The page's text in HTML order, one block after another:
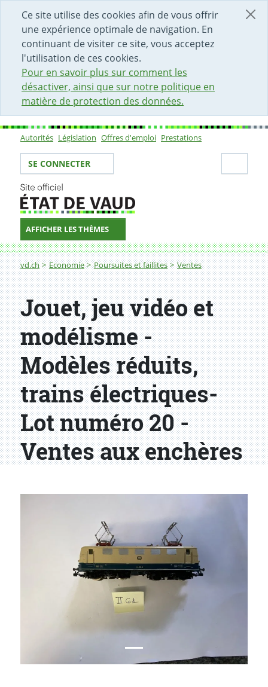
Ce site utilise des cookies afin de vous offrir
une expérience optimale de navigation. En
continuant de visiter ce site, vous acceptez
l'utilisation de ces cookies.
Pour en savoir plus sur comment les
désactiver, ainsi que sur notre politique en
matière de protection des données.
DÉBUT DU CONTENU DE LA PAGE
ACCÈS AU CHAMP DE RECHERCHE
PAGE D'ACCUEIL
FORMULAIRE DE CONTACT
Sous-navigation
Autorités Législation Offres d'emploi Prestations
Votre identité
SE CONNECTER
AFFICHER LES THÈMES
Fil d'Ariane
vd.ch Economie Poursuites et faillites Ventes
Jouet, jeu vidéo et modélisme - Modèles réduits,
Jouet, jeu vidéo et
modélisme -
Modèles réduits,
trains électriques-
Lot numéro 20 -
Ventes aux enchères